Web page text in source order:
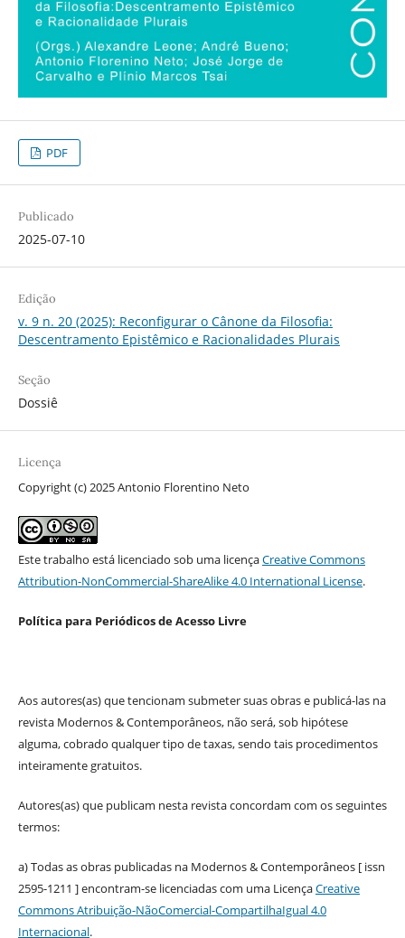
PDF
Publicado
2025-07-10
Edição
v. 9 n. 20 (2025): Reconfigurar o Cânone da Filosofia:
Descentramento Epistêmico e Racionalidades Plurais
Seção
Dossiê
Licença
Copyright (c) 2025 Antonio Florentino Neto
Este trabalho está licenciado sob uma licençaCreative Commons
Attribution-NonCommercial-ShareAlike 4.0 International License.
Política para Periódicos de Acesso Livre
Aos autores(as) que tencionam submeter suas obras e publicá-las na
revista Modernos & Contemporâneos, não será, sob hipótese
alguma, cobrado qualquer tipo de taxas, sendo tais procedimentos
inteiramente gratuitos.
Autores(as) que publicam nesta revista concordam com os seguintes
termos:
a) Todas as obras publicadas na Modernos & Contemporâneos [ issn
2595-1211 ] encontram-se licenciadas com uma LicençaCreative
Commons Atribuição-NãoComercial-CompartilhaIgual 4.0
Internacional.